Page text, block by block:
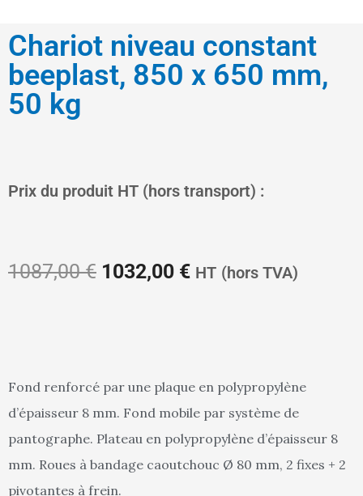
Chariot niveau constant
beeplast, 850 x 650 mm,
50 kg
Prix du produit HT (hors transport) :
1087,00€
Le
prix
était :
1032,00 €
Le
prix
est :
HT (hors TVA)
Fond renforcé par une plaque en polypropylène
d’épaisseur 8 mm. Fond mobile par système de
pantographe. Plateau en polypropylène d’épaisseur 8
mm. Roues à bandage caoutchouc Ø 80 mm, 2 fixes + 2
pivotantes à frein.